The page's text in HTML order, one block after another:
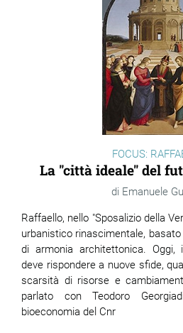
FOCUS:
La "città ideale" del
Emanuele
Raffaello, nello "Sposalizio della
urbanistico rinascimentale,
di armonia architettonica. Oggi,
deve rispondere a nuove sfide,
scarsità di risorse e
parlato con Teodoro
bioeconomia del Cnr